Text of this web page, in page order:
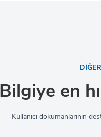
Bilgiye en
Kullanıcı dokümanlarının